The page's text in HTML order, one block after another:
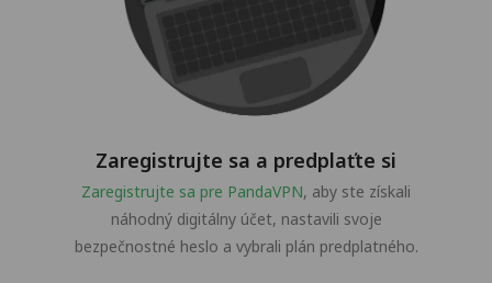
Zaregistrujte sa a predplaťte si
Zaregistrujte sa pre PandaVPN, aby ste získali
náhodný digitálny účet, nastavili svoje
bezpečnostné heslo a vybrali plán predplatného.